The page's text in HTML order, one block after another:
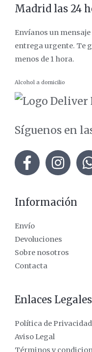
Madrid las 24
Envíanos un
entrega urgente. Te
menos de 1 hora.
Alcohol a domicilio
Síguenos en
Información
Envío
Devoluciones
Sobre nosotros
Contacta
Enlaces Legales
Política de Privacidad
Aviso Legal
Términos y